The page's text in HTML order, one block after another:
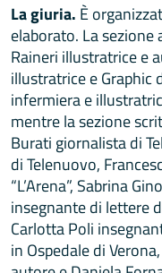
La giuria. È
elaborato. La
Raineri illustratrice e
illustratrice e Graphic
infermiera e
mentre la sezione
Burati giornalista di
di Telenuovo,
“L’Arena”, Sabrina
insegnante di lettere
Carlotta Poli
in Ospedale di